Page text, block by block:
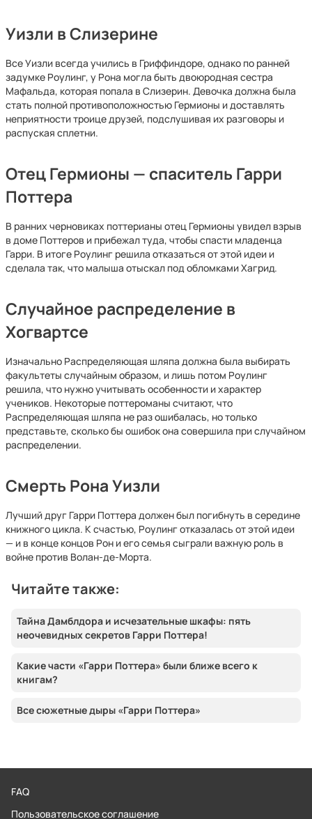
Уизли в Слизерине
Все Уизли всегда учились в Гриффиндоре, однако по ранней
задумке Роулинг, у Рона могла быть двоюродная сестра
Мафальда, которая попала в Слизерин. Девочка должна была
стать полной противоположностью Гермионы и доставлять
неприятности троице друзей, подслушивая их разговоры и
распуская сплетни.
Отец Гермионы — спаситель Гарри
Поттера
В ранних черновиках поттерианы отец Гермионы увидел взрыв
в доме Поттеров и прибежал туда, чтобы спасти младенца
Гарри. В итоге Роулинг решила отказаться от этой идеи и
сделала так, что малыша отыскал под обломками Хагрид.
Случайное распределение в
Хогвартсе
Изначально Распределяющая шляпа должна была выбирать
факультеты случайным образом, и лишь потом Роулинг
решила, что нужно учитывать особенности и характер
учеников. Некоторые поттероманы считают, что
Распределяющая шляпа не раз ошибалась, но только
представьте, сколько бы ошибок она совершила при случайном
распределении.
Смерть Рона Уизли
Лучший друг Гарри Поттера должен был погибнуть в середине
книжного цикла. К счастью, Роулинг отказалась от этой идеи
— и в конце концов Рон и его семья сыграли важную роль в
войне против Волан-де-Морта.
Читайте также:
Тайна Дамблдора и исчезательные шкафы: пять
неочевидных секретов Гарри Поттера!
Какие части «Гарри Поттера» были ближе всего к
книгам?
Все сюжетные дыры «Гарри Поттера»
FAQ
Пользовательское соглашение